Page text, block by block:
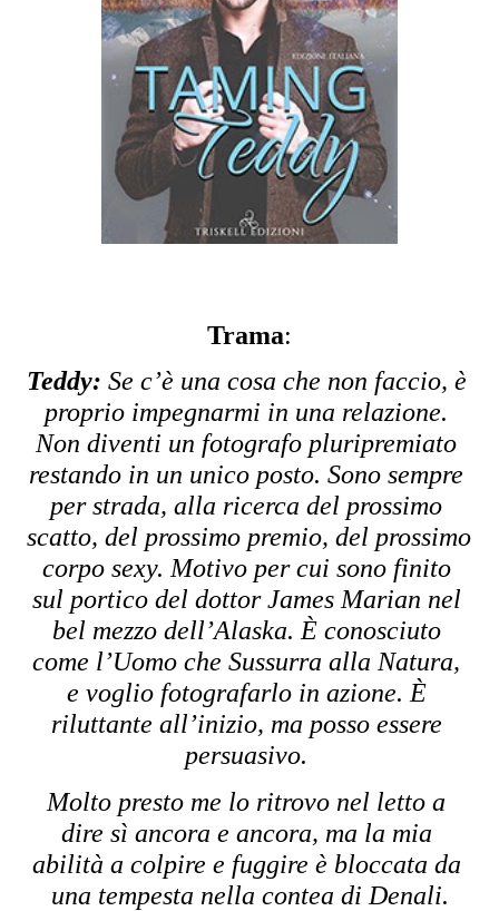
Trama:
Teddy: Se c’è una cosa che non faccio, è
proprio impegnarmi in una relazione.
Non diventi un fotografo pluripremiato
restando in un unico posto. Sono sempre
per strada, alla ricerca del prossimo
scatto, del prossimo premio, del prossimo
corpo sexy. Motivo per cui sono finito
sul portico del dottor James Marian nel
bel mezzo dell’Alaska. È conosciuto
come l’Uomo che Sussurra alla Natura,
e voglio fotografarlo in azione. È
riluttante all’inizio, ma posso essere
persuasivo.
Molto presto me lo ritrovo nel letto a
dire sì ancora e ancora, ma la mia
abilità a colpire e fuggire è bloccata da
una tempesta nella contea di Denali.